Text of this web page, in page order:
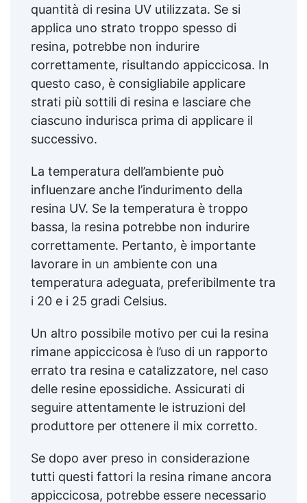
quantità di resina UV utilizzata. Se si
applica uno strato troppo spesso di
resina, potrebbe non indurire
correttamente, risultando appiccicosa. In
questo caso, è consigliabile applicare
strati più sottili di resina e lasciare che
ciascuno indurisca prima di applicare il
successivo.
La temperatura dell’ambiente può
influenzare anche l’indurimento della
resina UV. Se la temperatura è troppo
bassa, la resina potrebbe non indurire
correttamente. Pertanto, è importante
lavorare in un ambiente con una
temperatura adeguata, preferibilmente tra
i 20 e i 25 gradi Celsius.
Un altro possibile motivo per cui la resina
rimane appiccicosa è l’uso di un rapporto
errato tra resina e catalizzatore, nel caso
delle resine epossidiche. Assicurati di
seguire attentamente le istruzioni del
produttore per ottenere il mix corretto.
Se dopo aver preso in considerazione
tutti questi fattori la resina rimane ancora
appiccicosa, potrebbe essere necessario